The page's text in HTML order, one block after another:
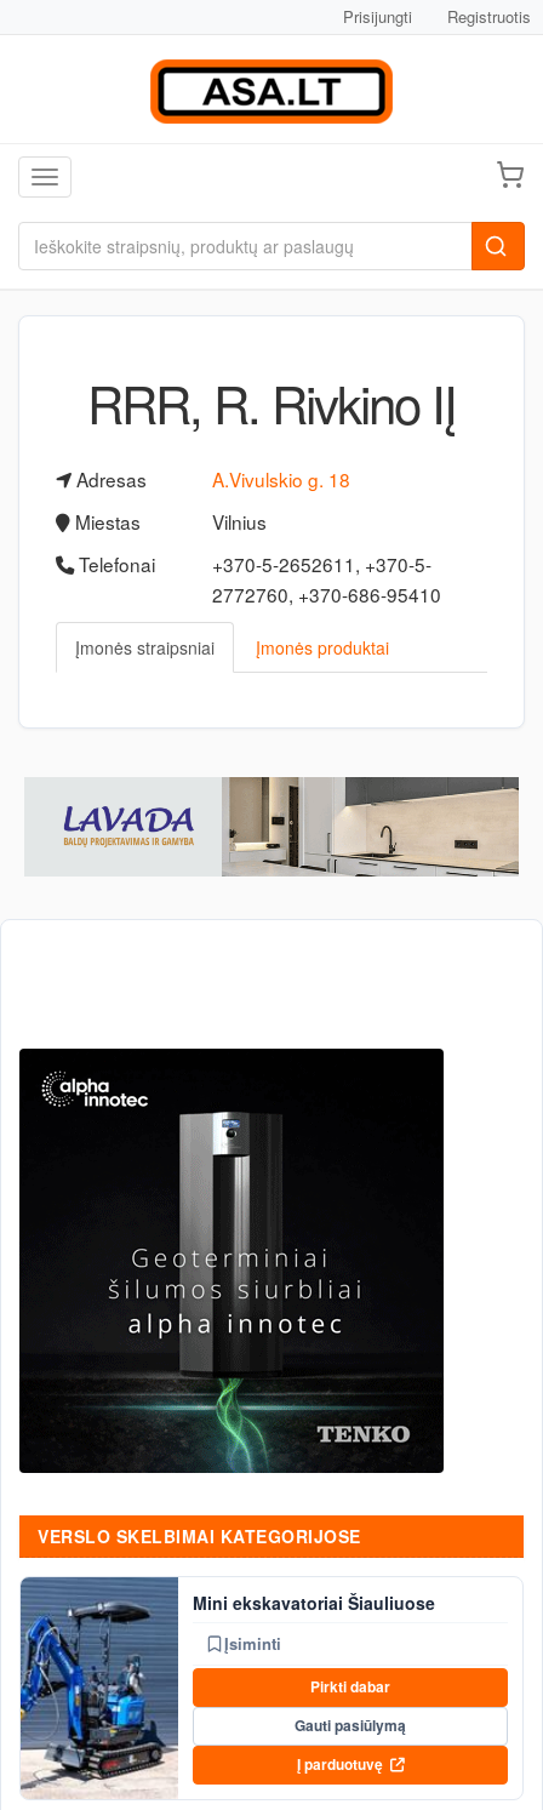
Prisijungti Registruotis
Toggle navigation
RRR, R. Rivkino IĮ
Adresas
A.Vivulskio g. 18
Miestas
Vilnius
Telefonai
+370-5-2652611, +370-5-
2772760, +370-686-95410
Įmonės straipsniai Įmonės produktai
VERSLO SKELBIMAI KATEGORIJOSE
Mini ekskavatoriai Šiauliuose
Įsiminti
Pirkti dabar
Gauti pasiūlymą
Į parduotuvę